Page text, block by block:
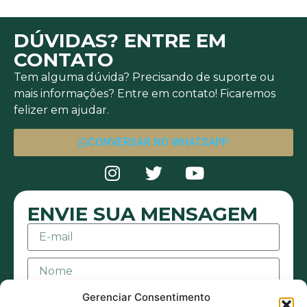
Gerenciar Consentimento
DÚVIDAS? ENTRE EM
CONTATO
Tem alguma dúvida? Precisando de suporte ou
mais informações? Entre em contato! Ficaremos
felizer em ajudar.
CONVERSAR NO WHATSAPP
ENVIE SUA MENSAGEM